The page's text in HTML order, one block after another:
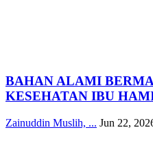
BAHAN ALAMI
KESEHATAN IBU
Zainuddin Muslih, ... Jun 22,